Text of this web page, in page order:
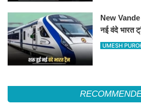
New
नई वंदे भारत
का सफर होगा
UMESH